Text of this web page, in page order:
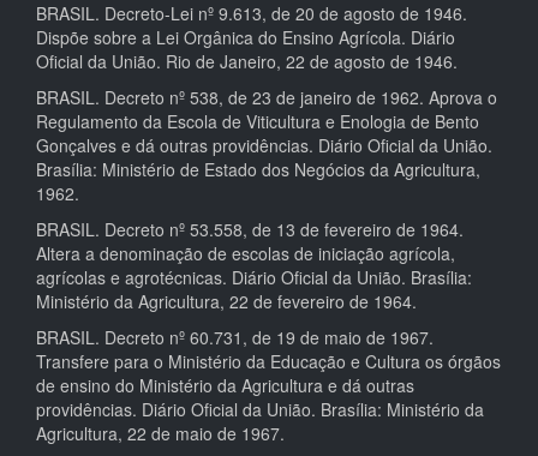
BRASIL. Decreto-Lei nº 9.613, de 20 de agosto de 1946.
Dispõe sobre a Lei Orgânica do Ensino Agrícola. Diário
Oficial da União. Rio de Janeiro, 22 de agosto de 1946.
BRASIL. Decreto nº 538, de 23 de janeiro de 1962. Aprova o
Regulamento da Escola de Viticultura e Enologia de Bento
Gonçalves e dá outras providências. Diário Oficial da União.
Brasília: Ministério de Estado dos Negócios da Agricultura,
1962.
BRASIL. Decreto nº 53.558, de 13 de fevereiro de 1964.
Altera a denominação de escolas de iniciação agrícola,
agrícolas e agrotécnicas. Diário Oficial da União. Brasília:
Ministério da Agricultura, 22 de fevereiro de 1964.
BRASIL. Decreto nº 60.731, de 19 de maio de 1967.
Transfere para o Ministério da Educação e Cultura os órgãos
de ensino do Ministério da Agricultura e dá outras
providências. Diário Oficial da União. Brasília: Ministério da
Agricultura, 22 de maio de 1967.